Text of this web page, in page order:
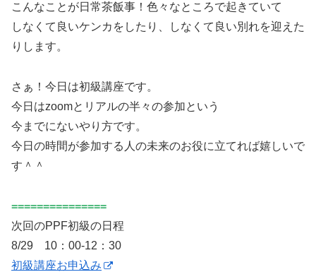
こんなことが日常茶飯事！色々なところで起きていて
しなくて良いケンカをしたり、しなくて良い別れを迎えた
りします。
さぁ！今日は初級講座です。
今日はzoomとリアルの半々の参加という
今までにないやり方です。
今日の時間が参加する人の未来のお役に立てれば嬉しいで
す＾＾
===============
次回のPPF初級の日程
8/29 10：00-12：30
初級講座お申込み